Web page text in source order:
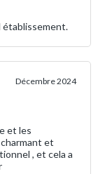
établissement.
Décembre 2024
les